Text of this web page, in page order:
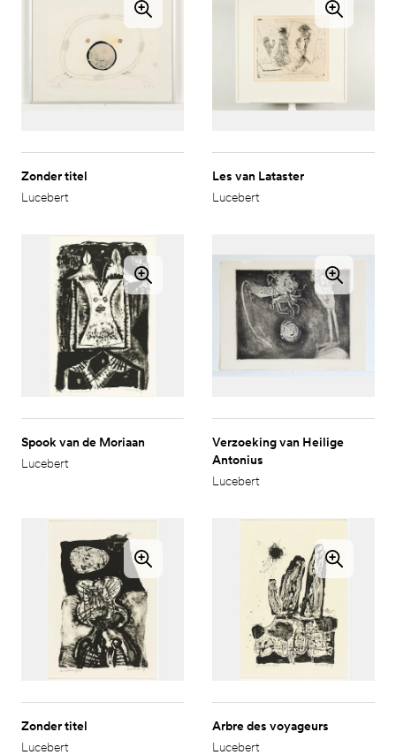
Zonder titel
Lucebert
Les van Lataster
Lucebert
Spook van de Moriaan
Lucebert
Verzoeking van Heilige
Antonius
Lucebert
Zonder titel
Lucebert
Arbre des voyageurs
Lucebert